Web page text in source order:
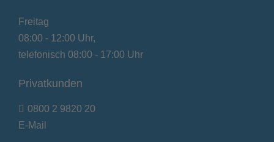
Freitag
08:00 - 12:00 Uhr,
telefonisch 08:00 - 17:00 Uhr
Privatkunden
0800 2 9820 20
E-Mail